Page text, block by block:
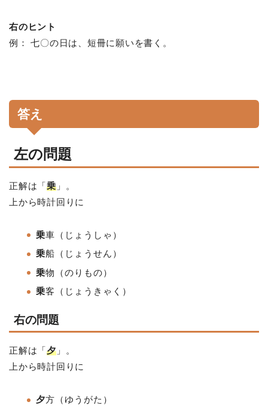
右のヒント
例： 七〇の日は、短冊に願いを書く。
答え
左の問題
正解は「乗」。
上から時計回りに
乗車（じょうしゃ）
乗船 （じょうせん）
乗物
（のりもの）
乗客 （じょうきゃく）
右の問題
正解は「夕」。
上から時計回りに
夕方（ゆうがた）